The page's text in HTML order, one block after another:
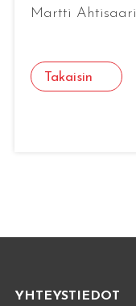
Martti Ahtisaari
Takaisin
YHTEYSTIEDOT